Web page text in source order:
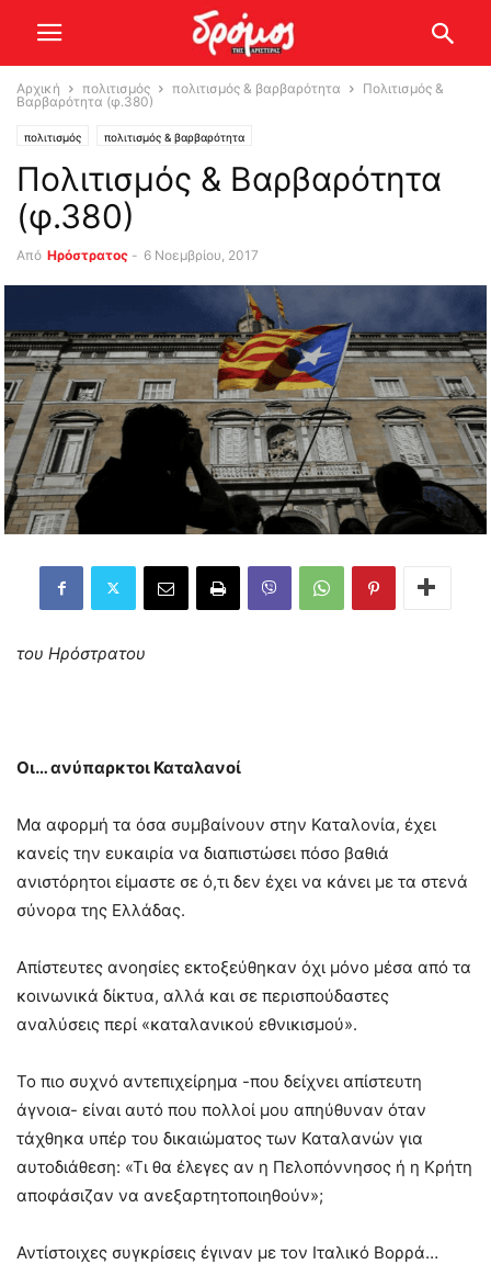
Αρχική πολιτισμός πολιτισμός & βαρβαρότητα
Πολιτισμός &
Βαρβαρότητα (φ.380)
πολιτισμός πολιτισμός & βαρβαρότητα
Πολιτισμός & Βαρβαρότητα
(φ.380)
Από Ηρόστρατος - 6 Νοεμβρίου, 2017
του Ηρόστρατου
Οι… ανύπαρκτοι Καταλανοί
Μα αφορμή τα όσα συμβαίνουν στην Καταλονία, έχει
κανείς την ευκαιρία να διαπιστώσει πόσο βαθιά
ανιστόρητοι είμαστε σε ό,τι δεν έχει να κάνει με τα στενά
σύνορα της Ελλάδας.
Απίστευτες ανοησίες εκτοξεύθηκαν όχι μόνο μέσα από τα
κοινωνικά δίκτυα, αλλά και σε περισπούδαστες
αναλύσεις περί «καταλανικού εθνικισμού».
Το πιο συχνό αντεπιχείρημα -που δείχνει απίστευτη
άγνοια- είναι αυτό που πολλοί μου απηύθυναν όταν
τάχθηκα υπέρ του δικαιώματος των Καταλανών για
αυτοδιάθεση: «Τι θα έλεγες αν η Πελοπόννησος ή η Κρήτη
αποφάσιζαν να ανεξαρτητοποιηθούν»;
Αντίστοιχες συγκρίσεις έγιναν με τον Ιταλικό Βορρά…